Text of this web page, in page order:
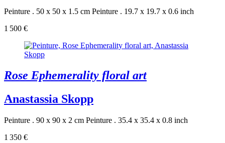
Peinture . 50 x 50 x 1.5 cm Peinture . 19.7 x 19.7 x 0.6 inch
1 500 €
Rose Ephemerality floral art
Anastassia Skopp
Peinture . 90 x 90 x 2 cm Peinture . 35.4 x 35.4 x 0.8 inch
1 350 €